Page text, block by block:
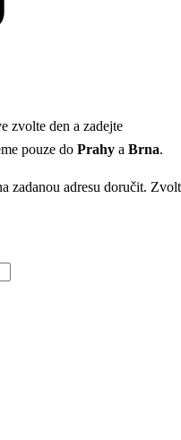
zvolte den a zadejte
pouze do Prahy a Brna.
zadanou adresu doručit.